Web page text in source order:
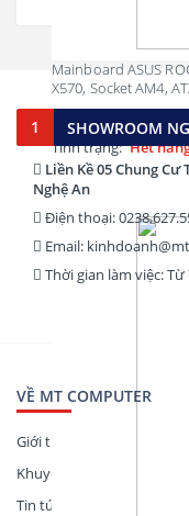
Mainboard ASUS
X570, Socket AM4,
Liên hệ
Tình trạng: Hết
1 SHOWROOM
Liền Kề 05 Chung
Nghệ An
Điện thoại:
Email:
Thời gian làm việc:
VỀ MT COMPUTER
Giới thiệu
Khuyến mãi
Tin tức công nghệ